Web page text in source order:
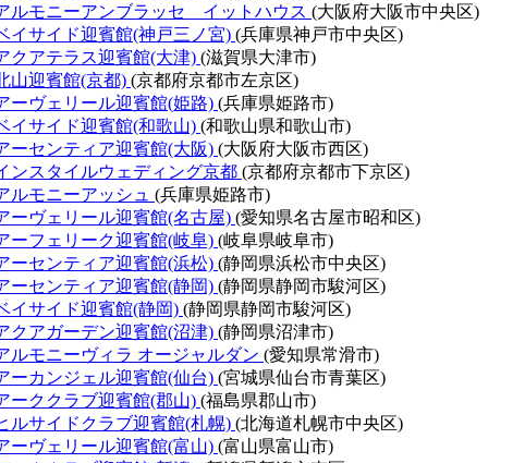
ルモニーアンブラッセ イットハウス (大阪府大阪市中央区)
イサイド迎賓館(神戸三ノ宮) (兵庫県神戸市中央区)
クアテラス迎賓館(大津) (滋賀県大津市)
山迎賓館(京都) (京都府京都市左京区)
ーヴェリール迎賓館(姫路) (兵庫県姫路市)
イサイド迎賓館(和歌山) (和歌山県和歌山市)
ーセンティア迎賓館(大阪) (大阪府大阪市西区)
ンスタイルウェディング京都 (京都府京都市下京区)
ルモニーアッシュ (兵庫県姫路市)
ーヴェリール迎賓館(名古屋) (愛知県名古屋市昭和区)
ーフェリーク迎賓館(岐阜) (岐阜県岐阜市)
ーセンティア迎賓館(浜松) (静岡県浜松市中央区)
ーセンティア迎賓館(静岡) (静岡県静岡市駿河区)
イサイド迎賓館(静岡) (静岡県静岡市駿河区)
クアガーデン迎賓館(沼津) (静岡県沼津市)
ルモニーヴィラ オージャルダン (愛知県常滑市)
ーカンジェル迎賓館(仙台) (宮城県仙台市青葉区)
ーククラブ迎賓館(郡山) (福島県郡山市)
ルサイドクラブ迎賓館(札幌) (北海道札幌市中央区)
ーヴェリール迎賓館(富山) (富山県富山市)